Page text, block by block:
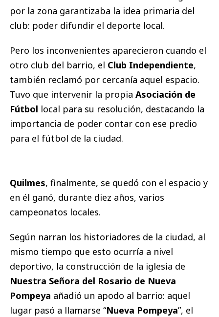
por la zona garantizaba la idea primaria del
club: poder difundir el deporte local.
Pero los inconvenientes aparecieron cuando el
otro club del barrio, el Club Independiente,
también reclamó por cercanía aquel espacio.
Tuvo que intervenir la propia Asociación de
Fútbol local para su resolución, destacando la
importancia de poder contar con ese predio
para el fútbol de la ciudad.
Quilmes, finalmente, se quedó con el espacio y
en él ganó, durante diez años, varios
campeonatos locales.
Según narran los historiadores de la ciudad, al
mismo tiempo que esto ocurría a nivel
deportivo, la construcción de la iglesia de
Nuestra Señora del Rosario de Nueva
Pompeya añadió un apodo al barrio: aquel
lugar pasó a llamarse “Nueva Pompeya”, el